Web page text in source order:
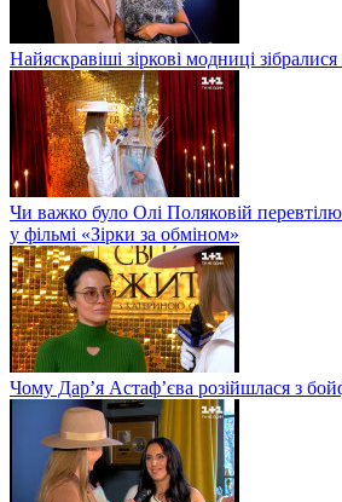
Найяскравіші зіркові модниці
Чи важко було Олі Поляковій
у фільмі «Зірки за обміном»
Чому Дар’я Астаф’єва розійшлася з